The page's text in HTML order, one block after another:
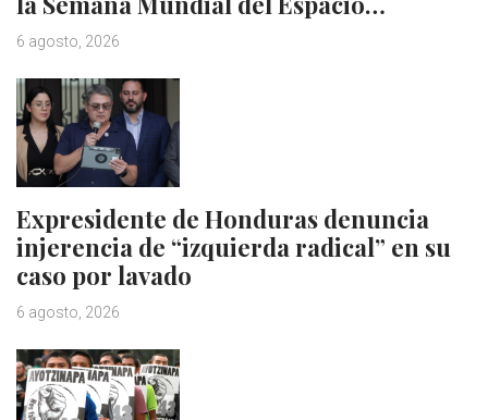
6 agosto, 2026
Expresidente de Honduras denuncia
injerencia de “izquierda radical” en su
caso por lavado
6 agosto, 2026